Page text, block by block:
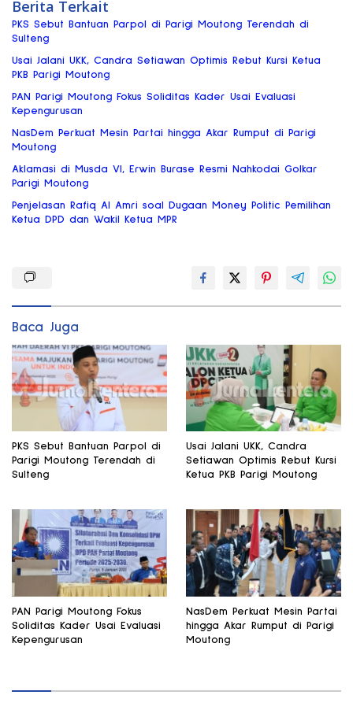
Berita Terkait
PKS Sebut Bantuan Parpol di Parigi Moutong Terendah di
Sulteng
Usai Jalani UKK, Candra Setiawan Optimis Rebut Kursi Ketua
PKB Parigi Moutong
PAN Parigi Moutong Fokus Soliditas Kader Usai Evaluasi
Kepengurusan
NasDem Perkuat Mesin Partai hingga Akar Rumput di Parigi
Moutong
Aklamasi di Musda VI, Erwin Burase Resmi Nahkodai Golkar
Parigi Moutong
Penjelasan Rafiq Al Amri soal Dugaan Money Politic Pemilihan
Ketua DPD dan Wakil Ketua MPR
Baca Juga
PKS Sebut Bantuan Parpol di
Parigi Moutong Terendah di
Sulteng
Usai Jalani UKK, Candra
Setiawan Optimis Rebut Kursi
Ketua PKB Parigi Moutong
PAN Parigi Moutong Fokus
Soliditas Kader Usai Evaluasi
Kepengurusan
NasDem Perkuat Mesin Partai
hingga Akar Rumput di Parigi
Moutong